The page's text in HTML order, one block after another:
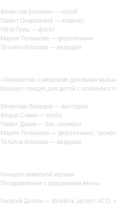
Вячеслав Белявин — гобой
Павел Опаровский — кларнет
Пётр Гриц — фагот
Мария Полшкова — фортепиано
Татьяна Власова — ведущая
«Знакомство с медными духовыми
Концерт-лекция для детей с
Вячеслав Лебедев — валторна
Фёдор Савик — труба
Павел Даник — бас-тромбон
Мария Полшкова — фортепиано,
Татьяна Власова — ведущая
Концерт камерной музыки
Поздравление с праздником весны
Георгий Долгов — флейта, артист АСО,